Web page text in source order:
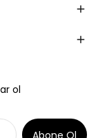
ol
Abone Ol